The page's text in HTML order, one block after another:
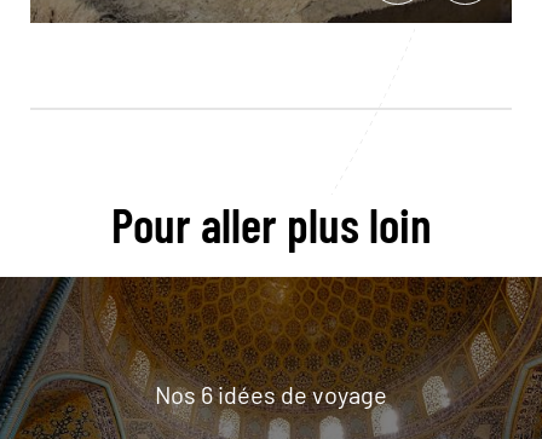
Pour aller plus loin
Nos 6 idées de voyage